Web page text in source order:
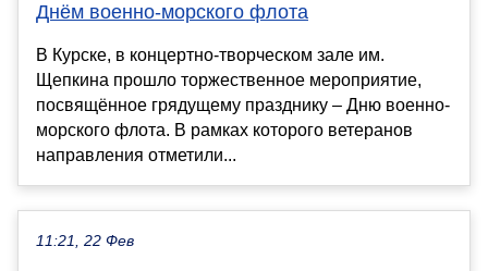
Днём военно-морского флота
В Курске, в концертно-творческом зале им.
Щепкина прошло торжественное мероприятие,
посвящённое грядущему празднику – Дню военно-
морского флота. В рамках которого ветеранов
направления отметили...
11:21, 22 Фев